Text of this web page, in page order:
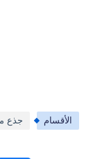
الأقسام جذع